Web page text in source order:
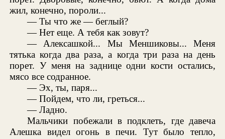
жил, конечно, пороли...
— Ты что же — беглый?
— Нет еще. А тебя как зовут?
— Алексашкой... Мы Меншиковы... Меня
тятька когда два раза, а когда три раза на день
порет. У меня на заднице одни кости остались,
мясо все содранное.
— Эх, ты, паря...
— Пойдем, что ли, греться...
— Ладно.
Мальчики побежали в подклеть, где давеча
Алешка видел огонь в печи. Тут было тепло,